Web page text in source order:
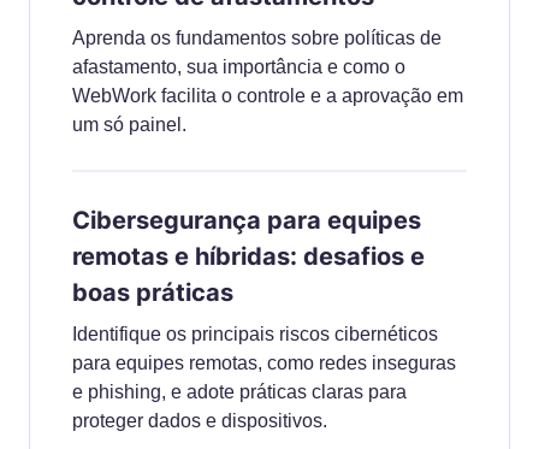
Aprenda os fundamentos sobre políticas de
afastamento, sua importância e como o
WebWork facilita o controle e a aprovação em
um só painel.
Cibersegurança para equipes
remotas e híbridas: desafios e
boas práticas
Identifique os principais riscos cibernéticos
para equipes remotas, como redes inseguras
e phishing, e adote práticas claras para
proteger dados e dispositivos.